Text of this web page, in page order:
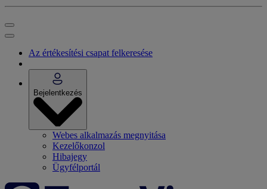
Az értékesítési csapat felkeresése
Bejelentkezés
Webes alkalmazás megnyitása
Kezelőkonzol
Hibajegy
Ügyfélportál